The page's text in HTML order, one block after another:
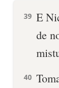
39 E
de
40